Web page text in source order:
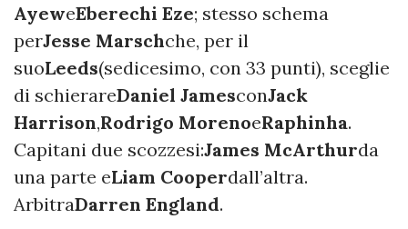
AyeweEberechi Eze; stesso schema
perJesse Marschche, per il
suoLeeds(sedicesimo, con 33 punti), sceglie
di schierareDaniel JamesconJack
Harrison,Rodrigo MorenoeRaphinha.
Capitani due scozzesi:James McArthurda
una parte eLiam Cooperdall’altra.
ArbitraDarren England.